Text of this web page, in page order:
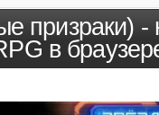
призраки) -
в